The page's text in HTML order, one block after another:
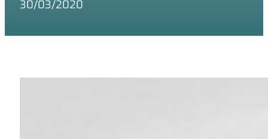
30/03/2020